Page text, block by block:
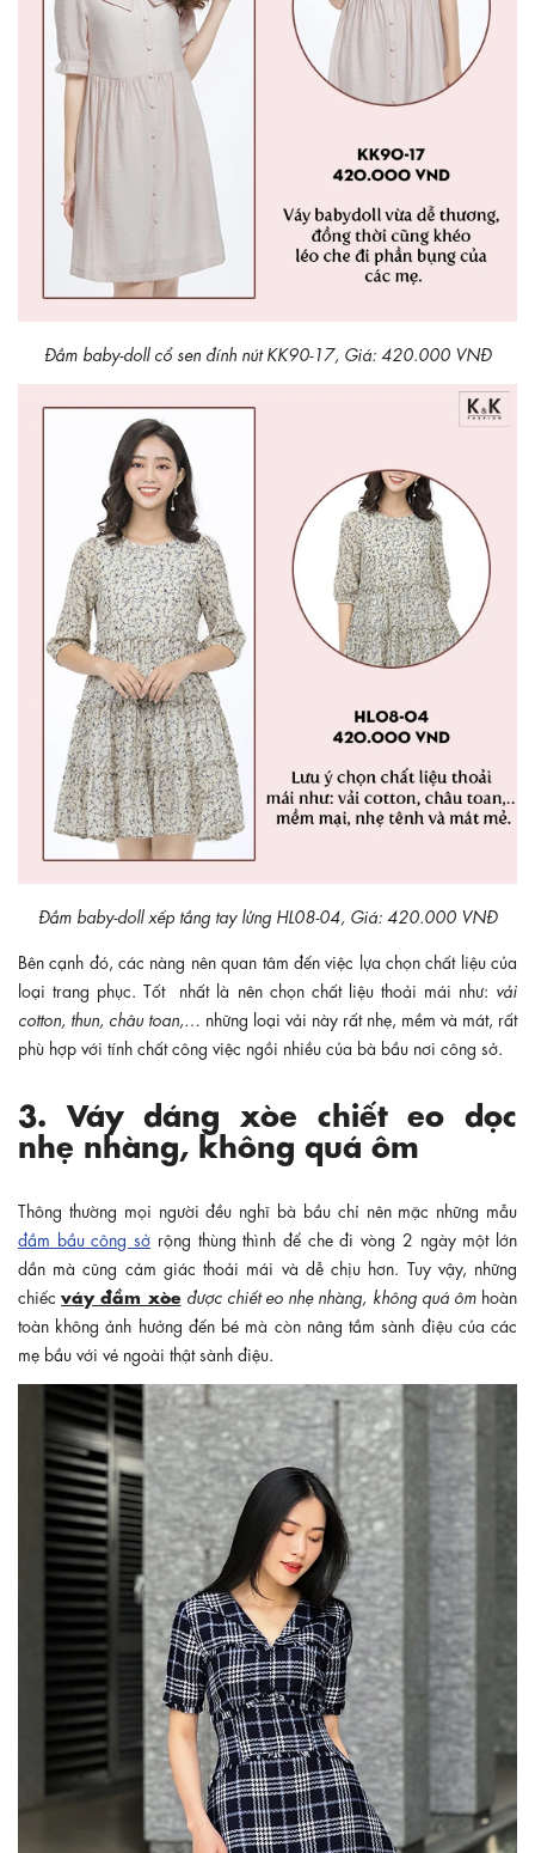
Đầm baby-doll cổ sen đính nút KK90-17, Giá: 420.000 VNĐ
Đầm baby-doll xếp tầng tay lửng HL08-04, Giá: 420.000 VNĐ
Bên cạnh đó, các nàng nên quan tâm đến việc lựa chọn chất liệu của
loại trang phục. Tốt
nhất là nên chọn chất liệu thoải mái như: vải
cotton, thun, châu toan,
những loại vải này rất nhẹ, mềm và mát, rất
phù hợp với tính chất công việc ngồi nhiều của bà bầu nơi công sở.
3. Váy dáng xòe chiết eo dọc
nhẹ nhàng, không quá ôm
Thông thường mọi người đều nghĩ bà bầu chỉ nên mặc những mẫu
đầm bầu công sở rộng thùng thình để che đi vòng 2 ngày một lớn
dần mà cũng cảm giác thoải mái và dễ chịu hơn. Tuy vậy, những
chiếcváy đầm xòeđược chiết eo nhẹ nhàng, không quá ômhoàn
toàn không ảnh hưởng đến bé mà cònnâng tầm sành điệu của các
mẹ bầu với vẻ ngoài thật sành điệu.